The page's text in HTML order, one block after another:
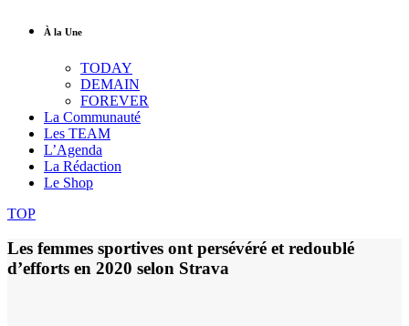
À la Une
TODAY
DEMAIN
FOREVER
La Communauté
Les TEAM
L’Agenda
La Rédaction
Le Shop
TOP
Les femmes sportives ont persévéré et redoublé
d’efforts en 2020 selon Strava